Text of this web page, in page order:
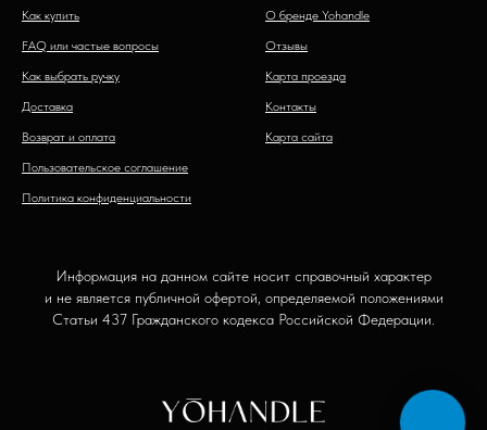
Как купить
FAQ или частые вопросы
Как выбрать ручку
Доставка
Возврат и оплата
Пользовательское соглашение
Политика конфиденциальности
О бренде Yohandle
Отзывы
Карта проезда
Контакты
Карта сайта
Информация на данном сайте носит справочный характер
и не является публичной офертой, определяемой положениями
Статьи 437 Гражданского кодекса Российской Федерации.